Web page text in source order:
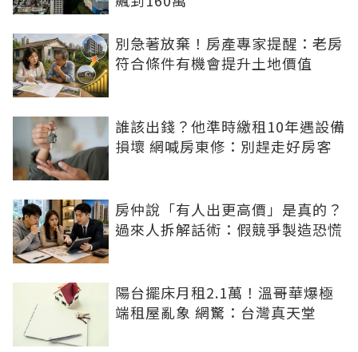
別急著放棄！房產專家提醒：老房
符合條件有機會提升土地價值
誰該出錢？他準時繳租10年遇設備
損壞 網喊房東修：別趕走好房客
房仲說「有人出更高價」是真的？
過來人拆解話術：假競爭製造恐慌
陽台擺床月租2.1萬！溫哥華爆極
端租屋亂象 網驚：台灣真天堂